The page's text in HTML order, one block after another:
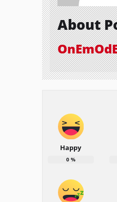
About
Happy
0%